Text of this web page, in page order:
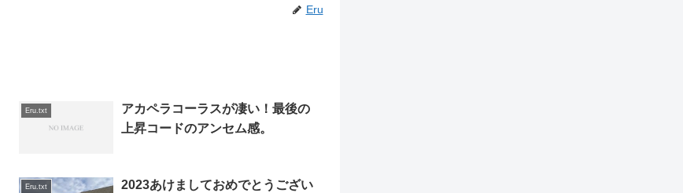
Eru
Eru.txt
アカペラコーラスが凄い！最後の
上昇コードのアンセム感。
Eru.txt
2023あけましておめでとうござい